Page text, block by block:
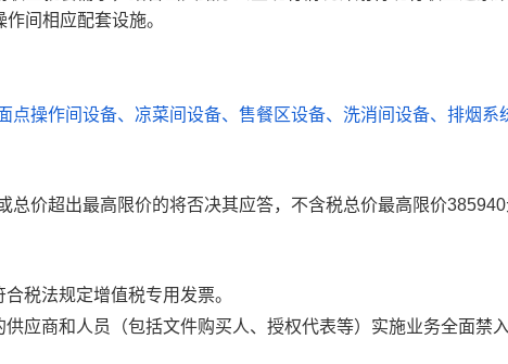
间相应配套设施。
点操作间设备、凉菜间设备、售餐区设备、洗消间设备、排烟系
价超出最高限价的将否决其应答，不含税总价最高限价385940
税法规定增值税专用发票。
应商和人员（包括文件购买人、授权代表等）实施业务全面禁